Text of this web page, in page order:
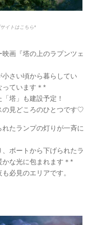
イトはこちら*
映画『塔の上のラプンツェ
さい頃から暮らしてい
っています＊*
塔」も建設予定！
の見どころのひとつです♡
たランプの灯りが一斉に
ボートから下げられたラ
な光に包まれます＊*
必見のエリアです。